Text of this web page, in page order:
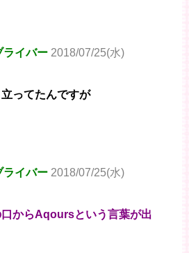
ライバー 2018/07/25(水)
ってたんですが
ライバー 2018/07/25(水)
からAqoursという言葉が出